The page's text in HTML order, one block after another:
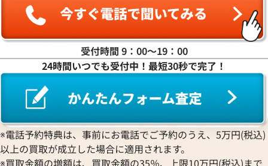
受付時間 9：00〜19：00
24時間いつでも受付中！最短30秒で完了！
※電話予約特典は、事前にお電話でご予約のうえ、5万円(税込)
以上の買取が成立した場合に適用されます。
※買取金額の増額は、買取金額の35％、上限10万円(税込)まで